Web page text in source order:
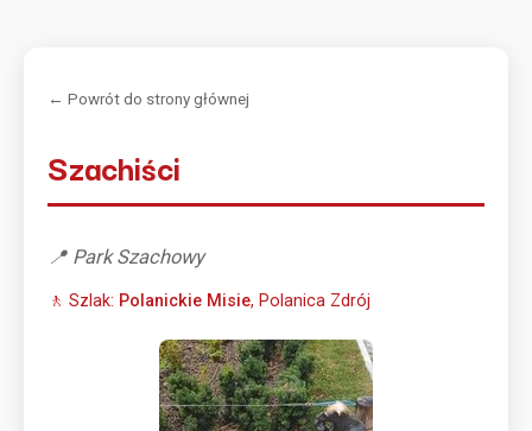
← Powrót do strony głównej
Szachiści
📍 Park Szachowy
🚶 Szlak: Polanickie Misie, Polanica Zdrój